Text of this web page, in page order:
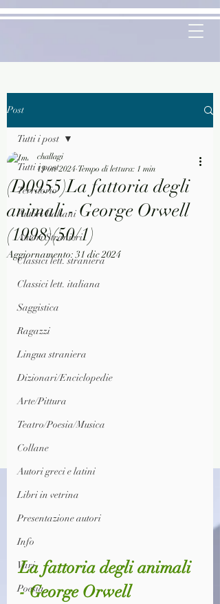
Post
Tutti i post
Territorio
Autori Italiani
Autori Stranieri
Classici lett. straniera
Classici lett. italiana
Saggistica
Ragazzi
Lingua straniera
Dizionari/Enciclopedie
Arte/Pittura
Teatro/Poesia/Musica
Collane
Autori greci e latini
Libri in vetrina
Presentazione autori
Info
Vari
Poesia
Tutti i post
(D0955)La fattoria degli
animali - George Orwell
(1998)(50/1)
challagi
19 ott 2024 Tempo di lettura: 1 min
Aggiornamento:31 dic 2024
La fattoria degli animali
- George Orwell